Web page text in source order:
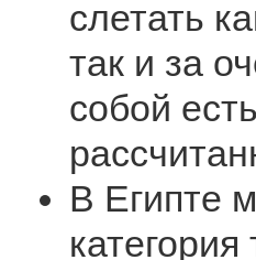
слетать
так и за
собой
В Египте
категория